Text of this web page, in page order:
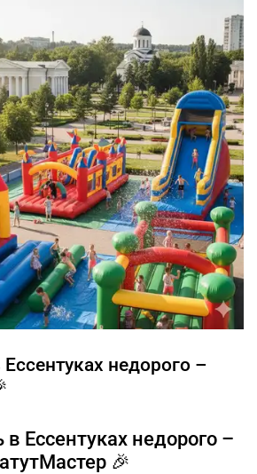
Ессентуках недорого –
в Ессентуках недорого –
🎉